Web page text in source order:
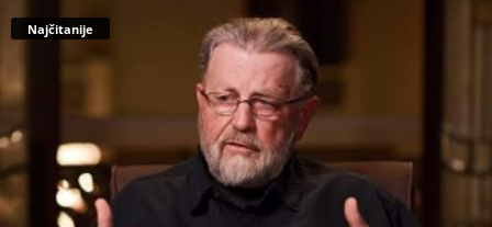
Najčitanije